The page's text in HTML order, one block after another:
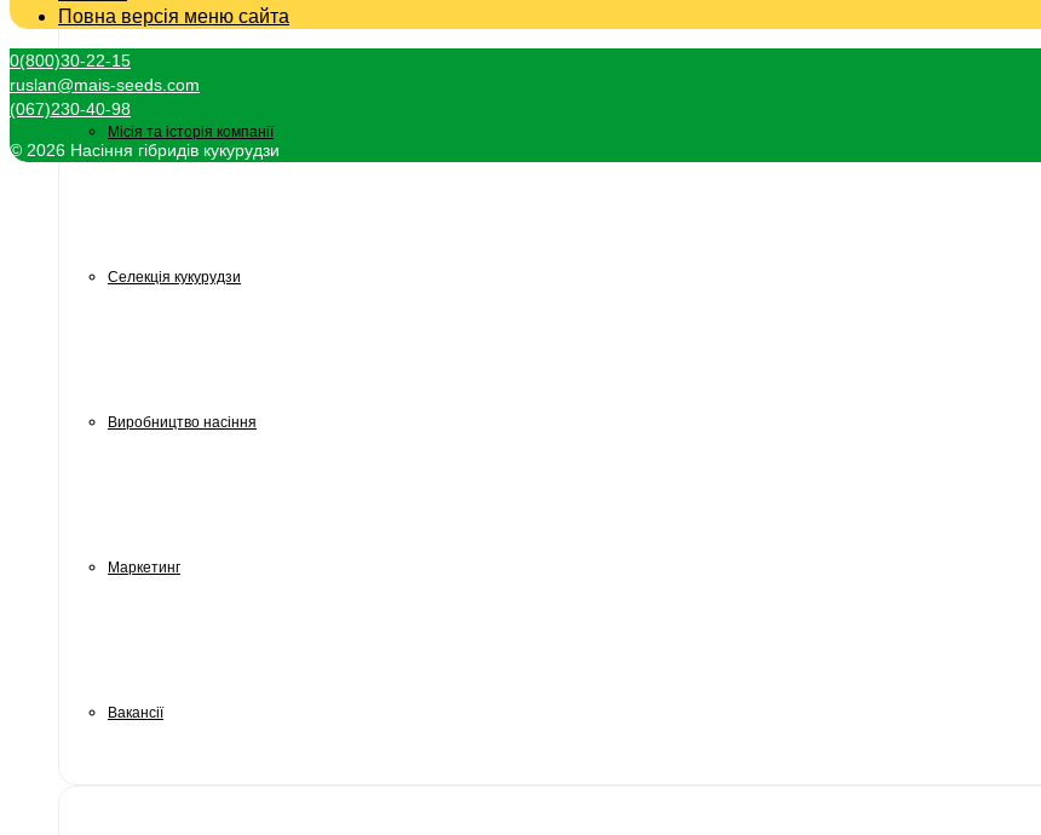
Місія та історія компанії
Селекція кукурудзи
Виробництво насіння
Маркетинг
Вакансії
Повна версія меню сайта
0(800)30-22-15
ruslan@mais-seeds.com
(067)230-40-98
© 2026 Насіння гібридів кукурудзи